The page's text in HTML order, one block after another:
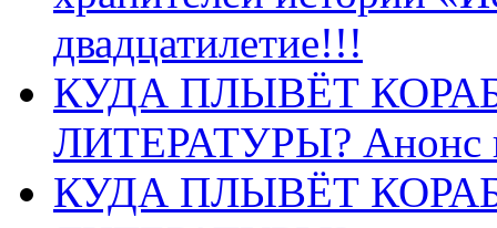
двадцатилетие!!!
КУДА ПЛЫВЁТ
ЛИТЕРАТУРЫ? Анонс
КУДА ПЛЫВЁТ